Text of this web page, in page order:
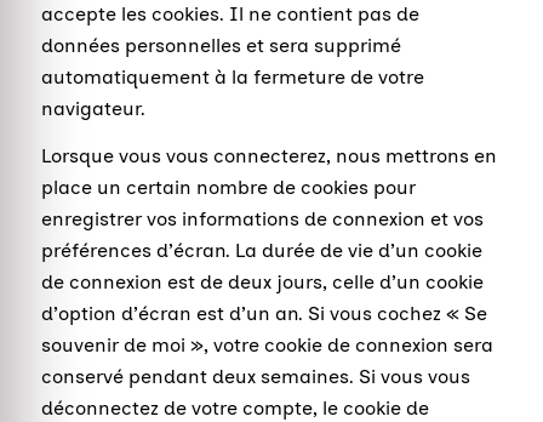
accepte les cookies. Il ne contient pas de
données personnelles et sera supprimé
automatiquement à la fermeture de votre
navigateur.
Lorsque vous vous connecterez, nous mettrons en
place un certain nombre de cookies pour
enregistrer vos informations de connexion et vos
préférences d’écran. La durée de vie d’un cookie
de connexion est de deux jours, celle d’un cookie
d’option d’écran est d’un an. Si vous cochez « Se
souvenir de moi », votre cookie de connexion sera
conservé pendant deux semaines. Si vous vous
déconnectez de votre compte, le cookie de